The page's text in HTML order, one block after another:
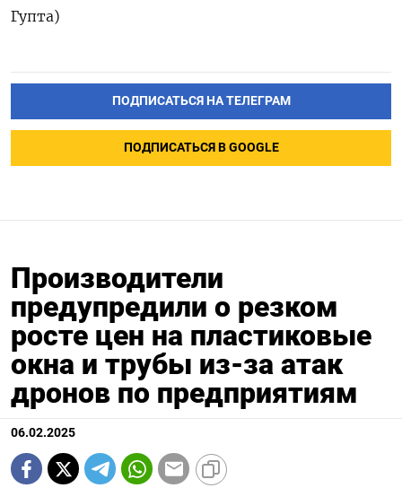
Гупта)
ПОДПИСАТЬСЯ НА ТЕЛЕГРАМ
ПОДПИСАТЬСЯ В GOOGLE
Производители
предупредили о резком
росте цен на пластиковые
окна и трубы из-за атак
дронов по предприятиям
06.02.2025